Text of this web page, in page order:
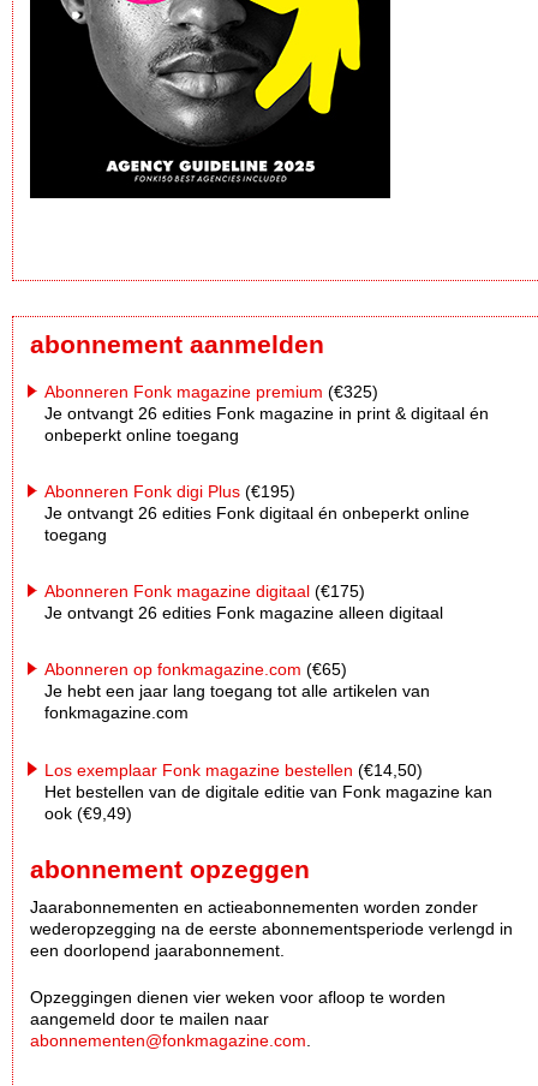
abonnement aanmelden
Abonneren Fonk magazine premium (€325)
Je ontvangt 26 edities Fonk magazine in print & digitaal én
onbeperkt online toegang
Abonneren Fonk digi Plus (€195)
Je ontvangt 26 edities Fonk digitaal én onbeperkt online
toegang
Abonneren Fonk magazine digitaal (€175)
Je ontvangt 26 edities Fonk magazine alleen digitaal
Abonneren op fonkmagazine.com (€65)
Je hebt een jaar lang toegang tot alle artikelen van
fonkmagazine.com
Los exemplaar Fonk magazine bestellen (€14,50)
Het bestellen van de digitale editie van Fonk magazine kan
ook (€9,49)
abonnement opzeggen
Jaarabonnementen en actieabonnementen worden zonder
wederopzegging na de eerste abonnementsperiode verlengd in
een doorlopend jaarabonnement.
Opzeggingen dienen vier weken voor afloop te worden
aangemeld door te mailen naar
abonnementen@fonkmagazine.com